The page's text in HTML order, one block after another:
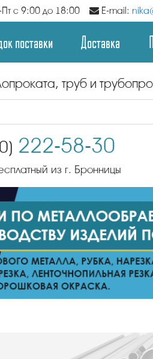
с 9:00 до 18:00 E-mail:
поставки Доставка
труб и
222-58-30
из г. Бронницы